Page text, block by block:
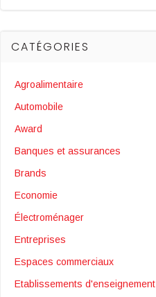
CATÉGORIES
Agroalimentaire
Automobile
Award
Banques et assurances
Brands
Economie
Électroménager
Entreprises
Espaces commerciaux
Etablissements d'enseignement